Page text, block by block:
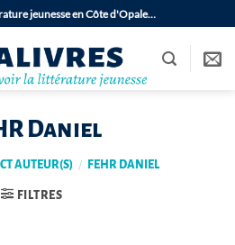
jeunesse en Côte d'Opale…
Daniel
AUTEUR(S) / FEHR DANIEL
FILTRES